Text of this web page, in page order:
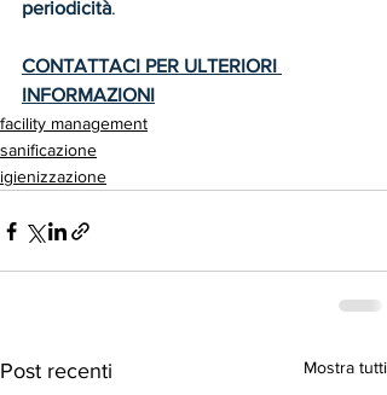
periodicità.
CONTATTACI PER ULTERIORI
INFORMAZIONI
facility management
sanificazione
igienizzazione
Post recenti Mostra tutti